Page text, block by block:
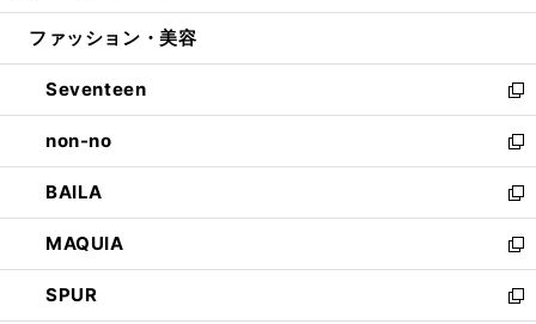
開
ウ
開
く
ン
ウ
で
開
く
ウ
ン
ド
ウ
で
開
く
ファッション・美容
Seventeen
新
し
い
ウ
ィ
ン
ド
ウ
で
non-no
新
し
い
ウ
ィ
ン
ド
BAILA
新
し
い
ウ
ィ
MAQUIA
新
し
い
SPUR
新